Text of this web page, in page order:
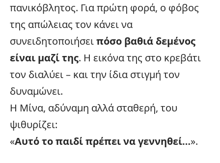
πανικόβλητος. Για πρώτη φορά, ο φόβος
της απώλειας τον κάνει να
συνειδητοποιήσειπόσο βαθιά δεμένος
είναι μαζί της. Η εικόνα της στο κρεβάτι
τον διαλύει – και την ίδια στιγμή τον
δυναμώνει.
Η Μίνα, αδύναμη αλλά σταθερή, του
ψιθυρίζει:
«Αυτό το παιδί πρέπει να γεννηθεί…».